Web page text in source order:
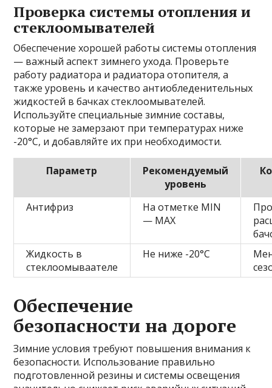
Проверка системы отопления и
стеклоомывателей
Обеспечение хорошей работы системы отопления
— важный аспект зимнего ухода. Проверьте
работу радиатора и радиатора отопителя, а
также уровень и качество антиобледенительных
жидкостей в бачках стеклоомывателей.
Используйте специальные зимние составы,
которые не замерзают при температурах ниже
-20°C, и добавляйте их при необходимости.
Параметр
Рекомендуемый
уровень
Антифриз
На отметке MIN
— MAX
Жидкость в
стеклоомываателе
Не ниже -20°C
Обеспечение
безопасности на дороге
Зимние условия требуют повышения внимания к
безопасности. Использование правильно
подготовленной резины и системы освещения